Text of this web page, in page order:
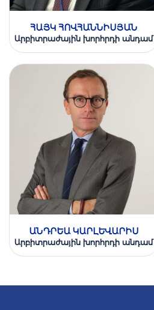
ՀԱՅԿ ՀՈՎՀԱՆՆԻՍՅԱՆ
Արբիտրաժային խորհրդի անդամ
ԱՆԴՐԵԱ ԿԱՐԼԵՎԱՐԻՍ
Արբիտրաժային խորհրդի անդամ